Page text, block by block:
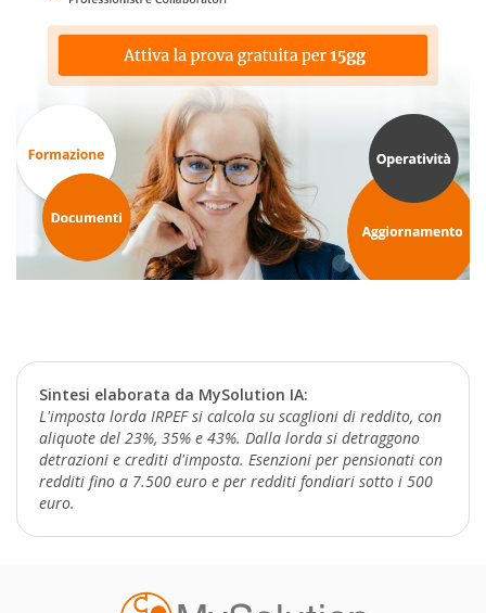
Sintesi elaborata da MySolution IA:
L'imposta lorda IRPEF si calcola su scaglioni di reddito, con
aliquote del 23%, 35% e 43%. Dalla lorda si detraggono
detrazioni e crediti d'imposta. Esenzioni per pensionati con
redditi fino a 7.500 euro e per redditi fondiari sotto i 500
euro.